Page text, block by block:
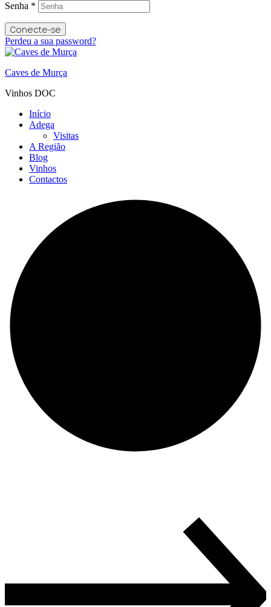
Senha *
Conecte-se
Perdeu a sua password?
Caves de Murça
Vinhos DOC
Início
Adega
Visitas
A Região
Blog
Vinhos
Contactos